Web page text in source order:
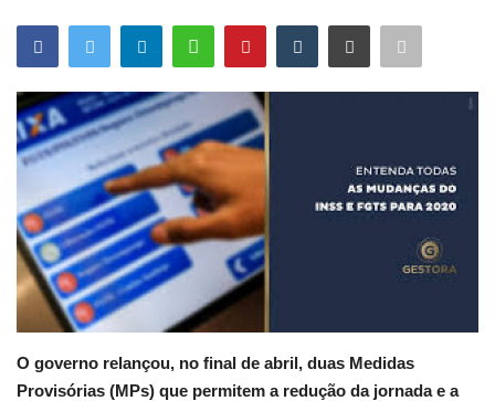
Política
Economia
Educação
Municípios
Esportes
Saúde
Language
O governo relançou, no final de abril, duas Medidas
Provisórias (MPs) que permitem a redução da jornada e a